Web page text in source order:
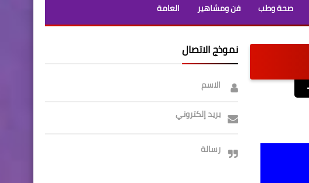
صحة وطب فن ومشاهير العامة
نموذج الاتصال
الاسم
بريد إلكتروني
رسالة